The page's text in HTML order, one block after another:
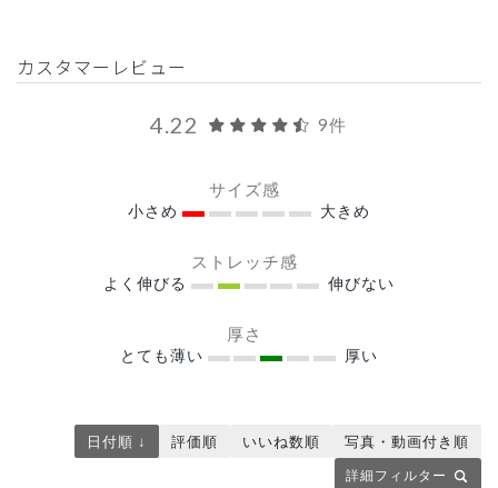
カスタマーレビュー
4.22 9件
サイズ感
小さめ 大きめ
ストレッチ感
よく伸びる 伸びない
厚さ
とても薄い 厚い
詳細フィルター
日付順 ↓ 評価順 いいね数順 写真・動画付き順